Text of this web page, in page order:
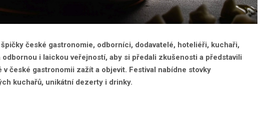
české gastronomie, odborníci, dodavatelé, hoteliéři, kuchaři,
i laickou veřejností, aby si předali zkušenosti a představili
české gastronomii zažít a objevit. Festival nabídne stovky
kuchařů, unikátní dezerty i drinky.